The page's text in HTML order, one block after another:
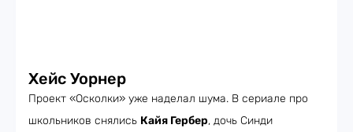
Хейс Уорнер
Проект «Осколки» уже наделал шума. В сериале про
школьников снялись Кайя Гербер, дочь Синди